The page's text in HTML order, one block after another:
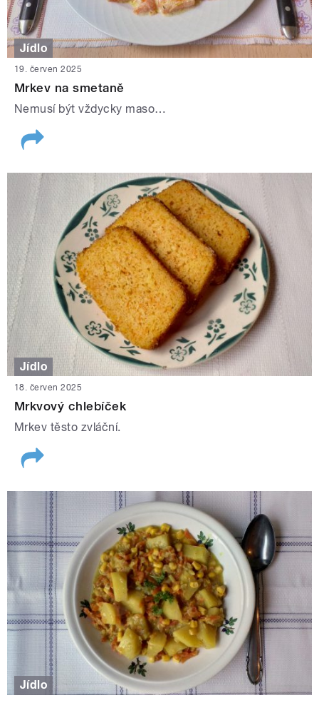
Jídlo
19. červen 2025
Mrkev na smetaně
Nemusí být vždycky maso…
Jídlo
18. červen 2025
Mrkvový chlebíček
Mrkev těsto zvláční.
Jídlo